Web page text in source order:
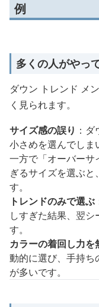
例
多くの人がやっ
ダウン トレンド メ
く見られます。
サイズ感の誤り ：
小さめを選んでしま
一方で「オーバーサ
ぎるサイズを選ぶと
す。
トレンドのみで選ぶ
しすぎた結果、翌
す。
カラーの着回し力を
動的に選び、手持ち
が多いです。